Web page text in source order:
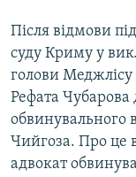
Усі сайти RFE/
Після відмови
суду Криму у
голови
Рефата Чубарова
обвинувального
Чийгоза. Про це
адвокат